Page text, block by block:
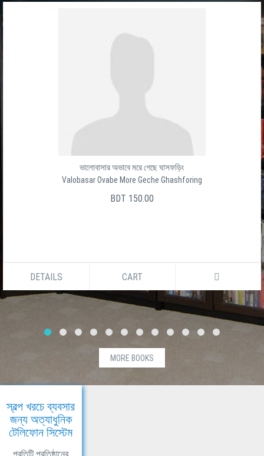
ভালোবাসার অভাবে মরে গেছে ঘাসফড়িং
Valobasar Ovabe More Geche Ghashforing
BDT 150.00
DETAILS CART
MORE BOOKS
স্বল্প খরচে ব্যবসার
জন্য অত্যাধুনিক
টেলিফোন সিস্টেম